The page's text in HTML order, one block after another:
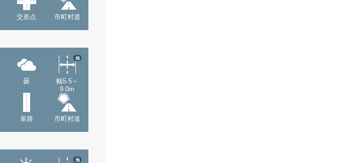
交差点 市町村道
曇
幅5.5～
9.0m
他
単路 市町村道
他